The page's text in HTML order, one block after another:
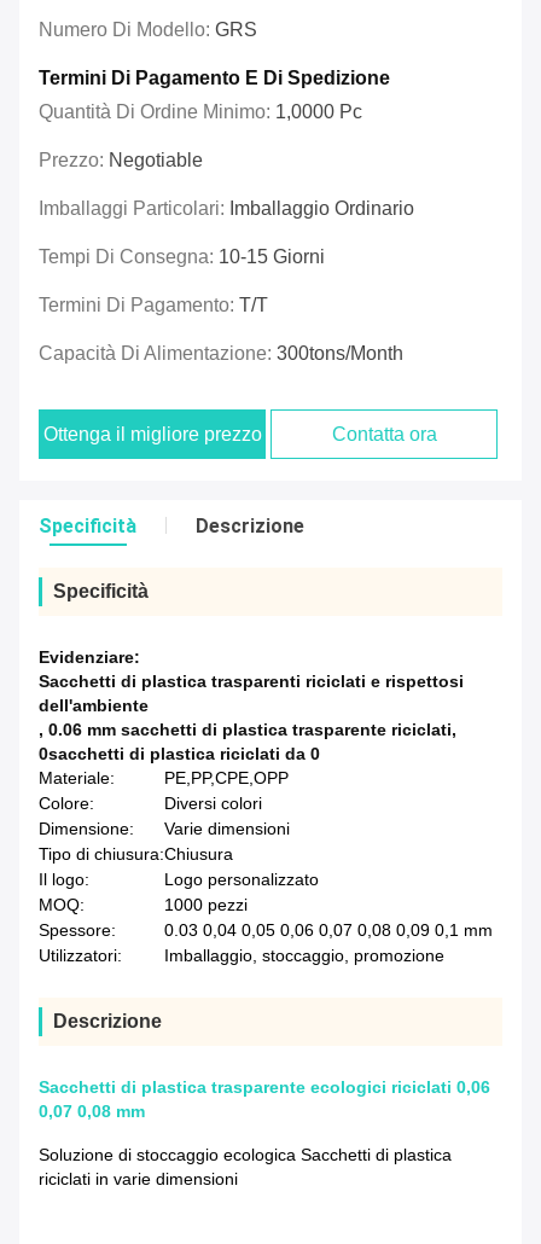
Numero Di Modello: GRS
Termini Di Pagamento E Di Spedizione
Quantità Di Ordine Minimo: 1,0000 Pc
Prezzo: Negotiable
Imballaggi Particolari: Imballaggio Ordinario
Tempi Di Consegna: 10-15 Giorni
Termini Di Pagamento: T/T
Capacità Di Alimentazione: 300tons/Month
Ottenga il migliore prezzo Contatta ora
Specificità Descrizione
Specificità
Evidenziare:
Sacchetti di plastica trasparenti riciclati e rispettosi
dell'ambiente
, 0.06 mm sacchetti di plastica trasparente riciclati,
0sacchetti di plastica riciclati da 0
Materiale:
PE,PP,CPE,OPP
Colore:
Diversi colori
Dimensione:
Varie dimensioni
Tipo di chiusura:Chiusura
Il logo:
Logo personalizzato
MOQ:
1000 pezzi
Spessore:
0.03 0,04 0,05 0,06 0,07 0,08 0,09 0,1 mm
Utilizzatori:
Imballaggio, stoccaggio, promozione
Descrizione
Sacchetti di plastica trasparente ecologici riciclati 0,06
0,07 0,08 mm
Soluzione di stoccaggio ecologica Sacchetti di plastica
riciclati in varie dimensioni